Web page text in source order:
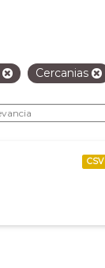
Cercanias
CSV